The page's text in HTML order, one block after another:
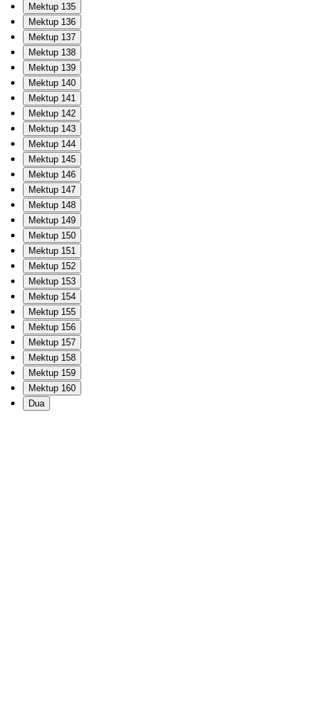
Mektup 135
Mektup 136
Mektup 137
Mektup 138
Mektup 139
Mektup 140
Mektup 141
Mektup 142
Mektup 143
Mektup 144
Mektup 145
Mektup 146
Mektup 147
Mektup 148
Mektup 149
Mektup 150
Mektup 151
Mektup 152
Mektup 153
Mektup 154
Mektup 155
Mektup 156
Mektup 157
Mektup 158
Mektup 159
Mektup 160
Dua